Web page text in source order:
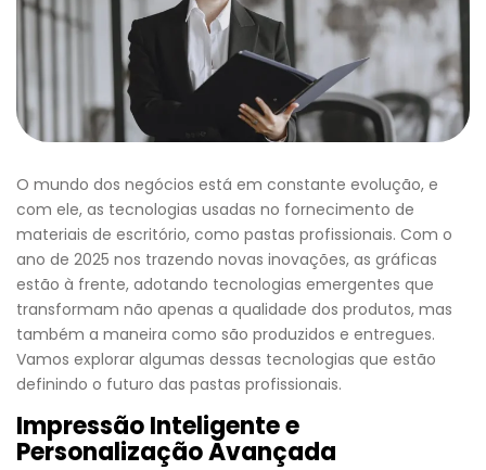
O mundo dos negócios está em constante evolução, e
com ele, as tecnologias usadas no fornecimento de
materiais de escritório, como pastas profissionais. Com o
ano de 2025 nos trazendo novas inovações, as gráficas
estão à frente, adotando tecnologias emergentes que
transformam não apenas a qualidade dos produtos, mas
também a maneira como são produzidos e entregues.
Vamos explorar algumas dessas tecnologias que estão
definindo o futuro das pastas profissionais.
Impressão Inteligente e
Personalização Avançada